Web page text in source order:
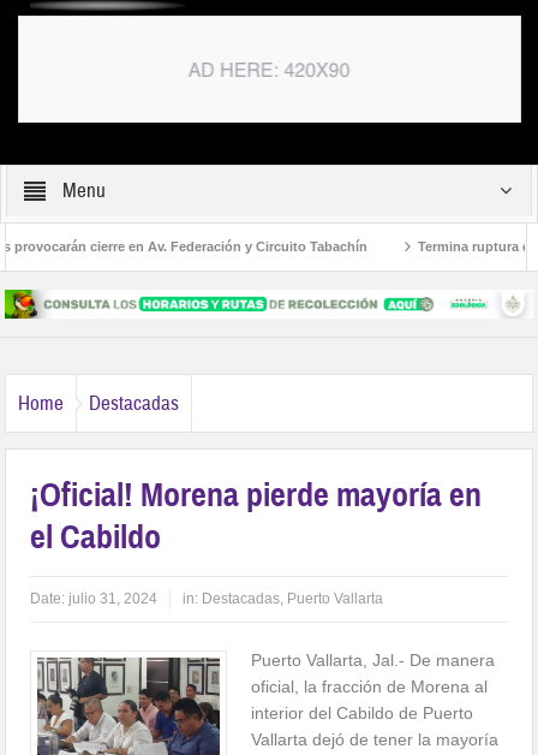
Menu
cierre en Av. Federación y Circuito Tabachín Termina ruptura
robo a Karely Ruiz
Home Destacadas
¡Oficial! Morena pierde mayoría en
el Cabildo
Date: julio 31, 2024 in: Destacadas, Puerto Vallarta
Puerto Vallarta, Jal.- De manera
oficial, la fracción de Morena al
interior del Cabildo de Puerto
Vallarta dejó de tener la mayoría